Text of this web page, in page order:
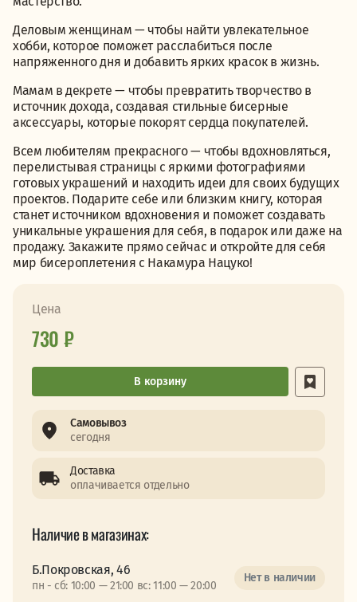
Деловым женщинам — чтобы найти увлекательное
хобби, которое поможет расслабиться после
напряженного дня и добавить ярких красок в жизнь.
Мамам в декрете — чтобы превратить творчество в
источник дохода, создавая стильные бисерные
аксессуары, которые покорят сердца покупателей.
Всем любителям прекрасного — чтобы вдохновляться,
перелистывая страницы с яркими фотографиями
готовых украшений и находить идеи для своих будущих
проектов. Подарите себе или близким книгу, которая
станет источником вдохновения и поможет создавать
уникальные украшения для себя, в подарок или даже на
продажу. Закажите прямо сейчас и откройте для себя
мир бисероплетения с Накамура Нацуко!
Цена
730 ₽
В корзину
Самовывоз
сегодня
Доставка
оплачивается отдельно
Наличие в магазинах:
Б.Покровская, 46
пн - сб: 10:00 — 21:00 вс: 11:00 — 20:00
Нет в наличии